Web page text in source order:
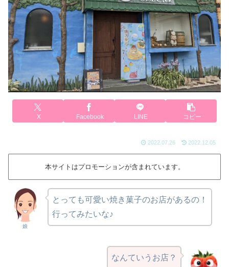
X Facebook LINE コピー
2022.07.26 2022.12.05
本サイトはプロモーションが含まれています。
娘
とっても可愛い焼き菓子のお店があるの！
行ってみたいな♪
なんていうお店？